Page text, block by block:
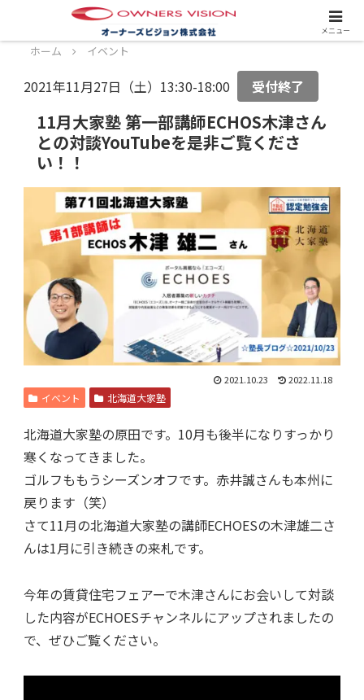
スタッフ募集中！詳しくはこちら！
ホーム イベント
2021年11月27日（土）13:30-18:00 受付終了
11月大家塾 第一部講師ECHOS木津さん
との対談YouTubeを是非ご覧くださ
い！！
2021.10.23 2022.11.18
イベント 北海道大家塾
北海道大家塾の原田です。10月も後半になりすっかり
寒くなってきました。
ゴルフももうシーズンオフです。赤井誠さんも本州に
戻ります（笑）
さて11月の北海道大家塾の講師ECHOESの木津雄二さ
んは1月に引き続きの来札です。
今年の賃貸住宅フェアーで木津さんにお会いして対談
した内容がECHOESチャンネルにアップされましたの
で、ぜひご覧ください。
メニュー